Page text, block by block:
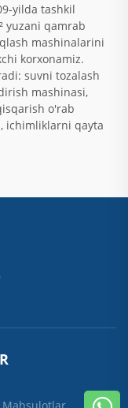
yilda tashkil
yuzani qamrab
mashinalarini
korxonamiz.
suvni tozalash
mashinasi,
o'rab
ichimliklarni qayta